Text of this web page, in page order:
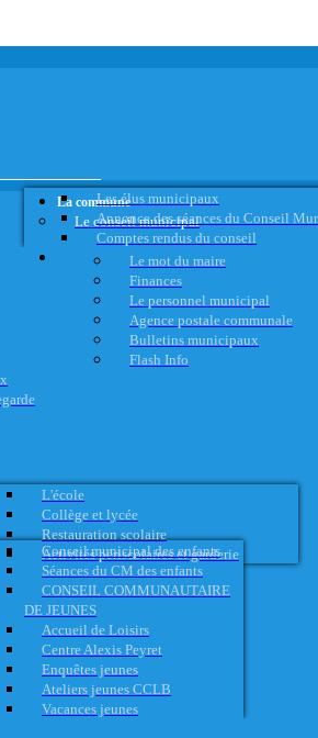
La commune
Le conseil municipal
Les élus municipaux
Annonce des séances du Conseil
Comptes rendus du conseil
Le mot du maire
Finances
Le personnel municipal
Agence postale communale
Bulletins municipaux
Flash Info
L'école
Collège et lycée
Restauration scolaire
Activités périscolaires et garderie
Conseil municipal des enfants
Séances du CM des enfants
CONSEIL COMMUNAUTAIRE
DE JEUNES
Accueil de Loisirs
Centre Alexis Peyret
Enquêtes jeunes
Ateliers jeunes CCLB
Vacances jeunes